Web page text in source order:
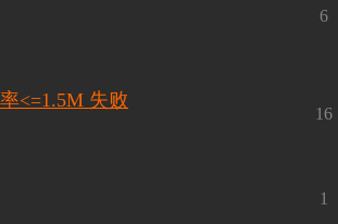
6
<=1.5M 失败
16
1